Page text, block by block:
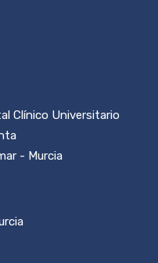
Clínico Universitario
- Murcia